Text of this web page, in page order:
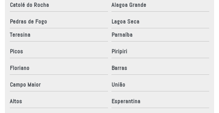
Catolé do Rocha Alagoa Grande
Pedras de Fogo
Lagoa Seca
Teresina
Parnaíba
Picos Piripiri
Floriano Barras
Campo Maior União
Altos Esperantina